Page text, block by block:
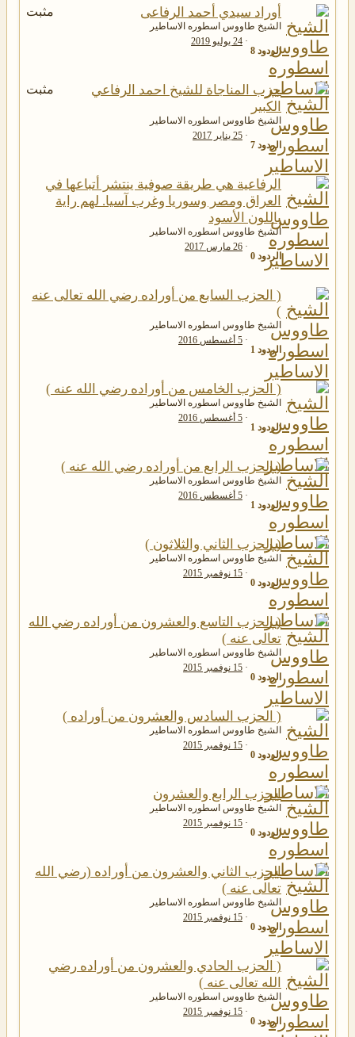
مثبت
أوراد سيدي أحمد الرفاعى
الشيخ طاووس اسطوره الاساطير
الردود 8
24 يوليو 2019
مثبت
حزب المناجاة للشيخ احمد الرفاعي
الكبير
الشيخ طاووس اسطوره الاساطير
الردود 7
25 يناير 2017
الرفاعية هي طريقة صوفية ينتشر أتباعها في
العراق ومصر وسوريا وغرب آسيا. لهم راية
باللون الأسود
الشيخ طاووس اسطوره الاساطير
الردود 0
26 مارس 2017
( الحزب السابع من أوراده رضي الله تعالى عنه
)
الشيخ طاووس اسطوره الاساطير
الردود 1
5 أغسطس 2016
( الحزب الخامس من أوراده رضي الله عنه )
الشيخ طاووس اسطوره الاساطير
الردود 1
5 أغسطس 2016
( الحزب الرابع من أوراده رضي الله عنه )
الشيخ طاووس اسطوره الاساطير
الردود 1
5 أغسطس 2016
( الحزب الثاني والثلاثون )
الشيخ طاووس اسطوره الاساطير
الردود 0
15 نوفمبر 2015
( الحزب التاسع والعشرون من أوراده رضي الله
تعالى عنه )
الشيخ طاووس اسطوره الاساطير
الردود 0
15 نوفمبر 2015
( الحزب السادس والعشرون من أوراده )
الشيخ طاووس اسطوره الاساطير
الردود 0
15 نوفمبر 2015
الحزب الرابع والعشرون
الشيخ طاووس اسطوره الاساطير
الردود 0
15 نوفمبر 2015
الحزب الثاني والعشرون من أوراده (رضي الله
تعالى عنه )
الشيخ طاووس اسطوره الاساطير
الردود 0
15 نوفمبر 2015
( الحزب الحادي والعشرون من أوراده رضي
الله تعالى عنه )
الشيخ طاووس اسطوره الاساطير
الردود 0
15 نوفمبر 2015